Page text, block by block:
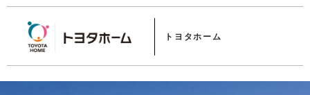
トヨタホーム